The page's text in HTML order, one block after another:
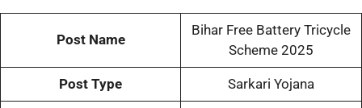
Post Name
Bihar Free Battery Tricycle
Scheme 2025
Post Type Sarkari Yojana